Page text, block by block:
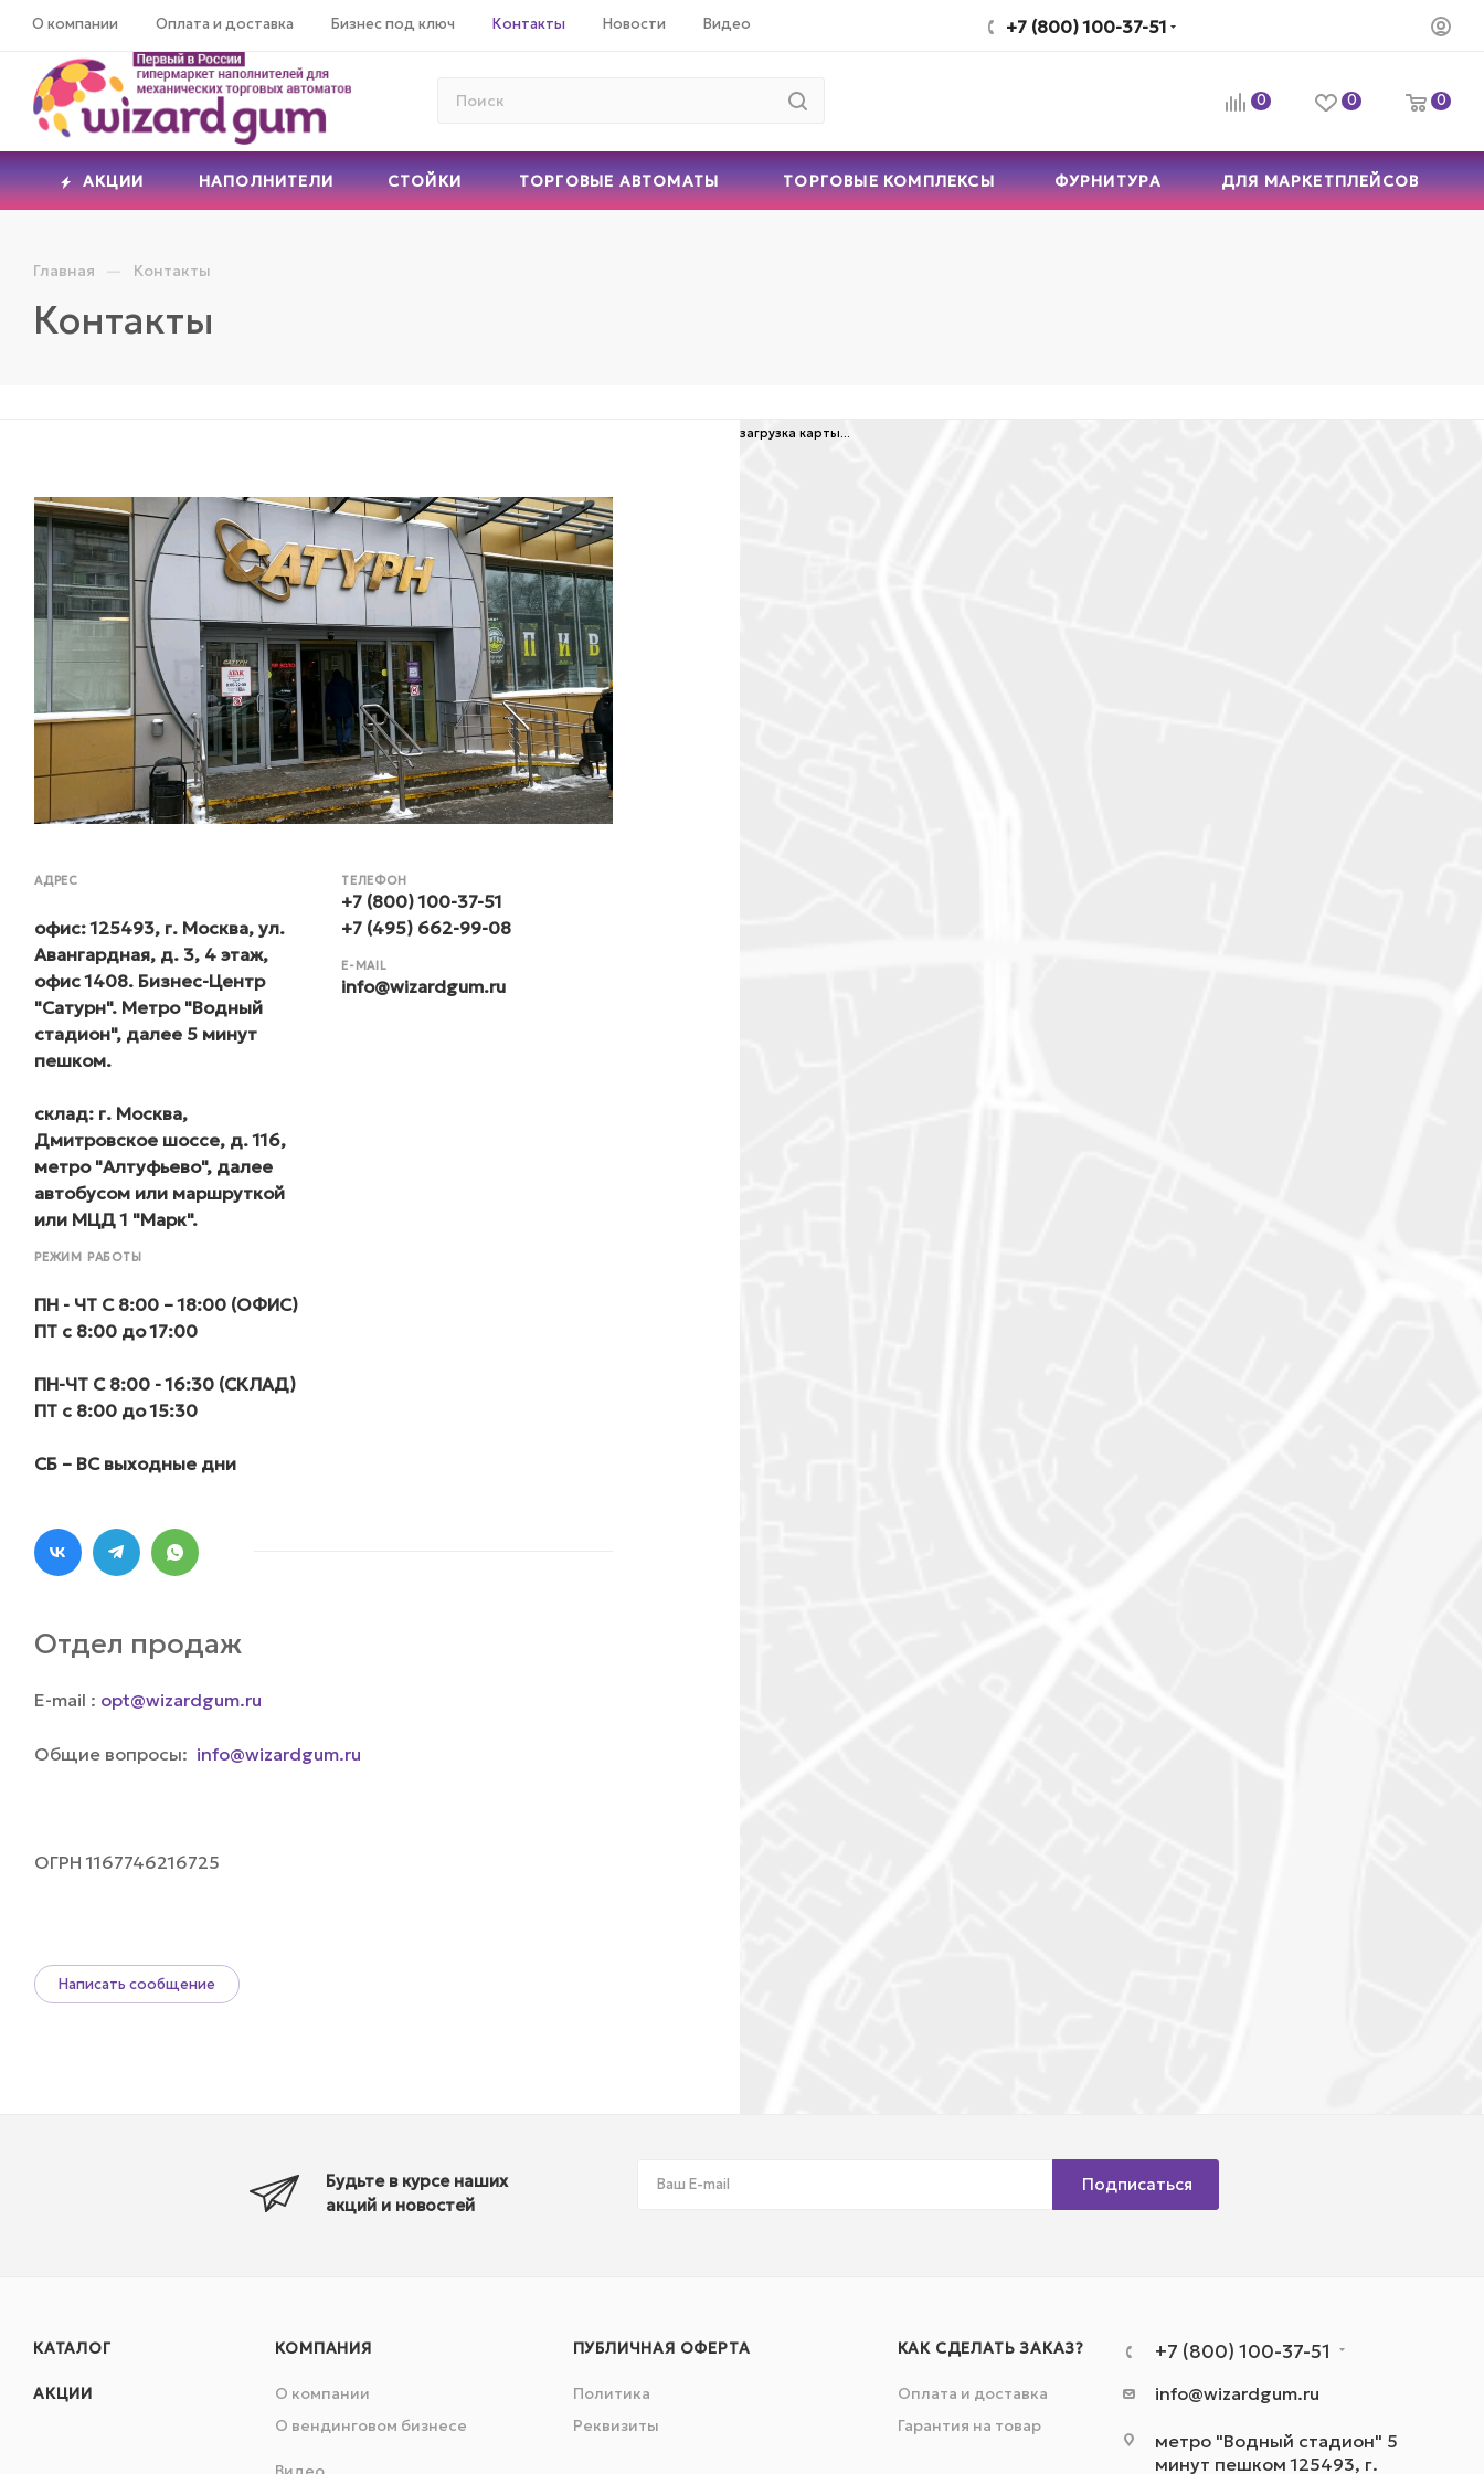
О компании Оплата и доставка Бизнес под ключ Контакты Новости Видео +7 (800) 100-37-51
0 0 0
АКЦИИ НАПОЛНИТЕЛИ СТОЙКИ ТОРГОВЫЕ АВТОМАТЫ ТОРГОВЫЕ КОМПЛЕКСЫ ФУРНИТУРА ДЛЯ МАРКЕТПЛЕЙСОВ
Главная — Контакты
Контакты
АДРЕС
офис: 125493, г. Москва, ул.
Авангардная, д. 3, 4 этаж,
офис 1408. Бизнес-Центр
"Сатурн". Метро "Водный
стадион", далее 5 минут
пешком.
склад: г. Москва,
Дмитровское шоссе, д. 116,
метро "Алтуфьево", далее
автобусом или маршруткой
или МЦД 1 "Марк".
РЕЖИМ РАБОТЫ
ПН - ЧТ С 8:00 – 18:00 (ОФИС)
ПТ с 8:00 до 17:00
ПН-ЧТ С 8:00 - 16:30 (СКЛАД)
ПТ с 8:00 до 15:30
СБ – ВС выходные дни
ТЕЛЕФОН
+7 (800) 100-37-51
+7 (495) 662-99-08
E-MAIL
info@wizardgum.ru
Отдел продаж
E-mail : opt@wizardgum.ru
Общие вопросы: info@wizardgum.ru
ОГРН 1167746216725
Написать сообщение
загрузка карты...
Будьте в курсе наших
акций и новостей
Подписаться
КАТАЛОГ
АКЦИИ
КОМПАНИЯ
О компании
О вендинговом бизнесе
ПУБЛИЧНАЯ ОФЕРТА
Политика
Реквизиты
КАК СДЕЛАТЬ ЗАКАЗ?
Оплата и доставка
Гарантия на товар
+7 (800) 100-37-51
info@wizardgum.ru
метро "Водный стадион" 5
минут пешком 125493, г.